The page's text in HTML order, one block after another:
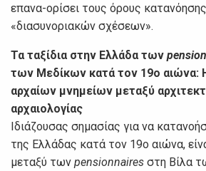
επανα-ορίσει τους όρους
«διασυνοριακών σχέσεων».
Τα ταξίδια στην Ελλάδα των
των Μεδίκων κατά τον 19ο αιώνα:
αρχαίων μνημείων μεταξύ
αρχαιολογίας
Ιδιάζουσας σημασίας για να
της Ελλάδας κατά τον 19ο αιώνα,
μεταξύ των pensionnaires στη Βίλα